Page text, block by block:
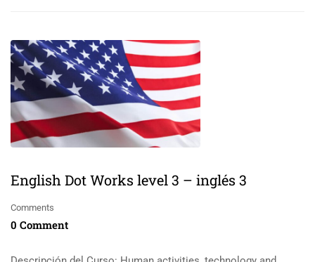
English Dot Works level 3 – inglés 3
Comments
0 Comment